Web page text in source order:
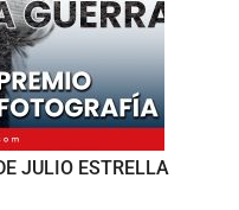
JULIO ESTRELLA